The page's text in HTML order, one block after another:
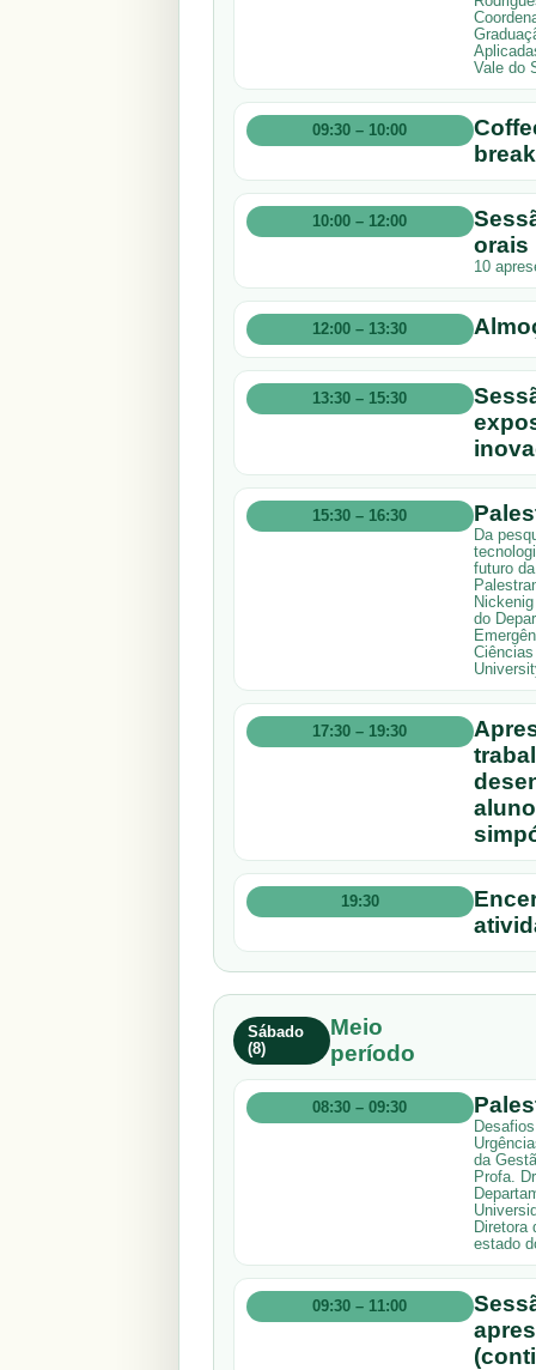
Vale do
09:30 – 10:00
break
10:00 – 12:00
orais
10
12:00 – 13:30
13:30 – 15:30
15:30 – 16:30
Da
futuro
do
17:30 – 19:30
19:30
Sábado
(8)
Meio
período
08:30 – 09:30
da
Profa.
Diretora
estado
09:30 – 11:00